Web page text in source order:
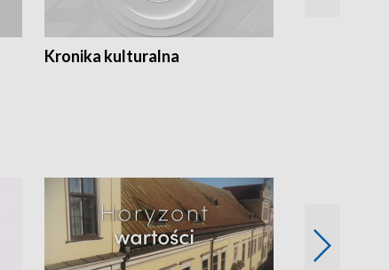
Kronika kulturalna